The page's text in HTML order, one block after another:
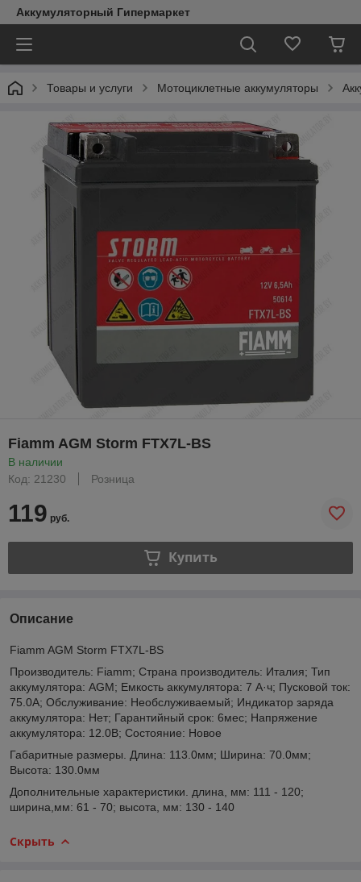
Аккумуляторный Гипермаркет
Товары и услуги Мотоциклетные аккумуляторы
Fiamm AGM Storm FTX7L-BS
В наличии
Код: 21230
Розница
119 руб.
Купить
Описание
Fiamm AGM Storm FTX7L-BS
Производитель: Fiamm; Страна производитель: Италия; Тип
аккумулятора: AGM; Емкость аккумулятора: 7 А·ч; Пусковой ток:
75.0А; Обслуживание: Необслуживаемый; Индикатор заряда
аккумулятора: Нет; Гарантийный срок: 6мес; Напряжение
аккумулятора: 12.0В; Состояние: Новое
Габаритные размеры. Длина: 113.0мм; Ширина: 70.0мм;
Высота: 130.0мм
Дополнительные характеристики. длина, мм: 111 - 120;
ширина,мм: 61 - 70; высота, мм: 130 - 140
Скрыть